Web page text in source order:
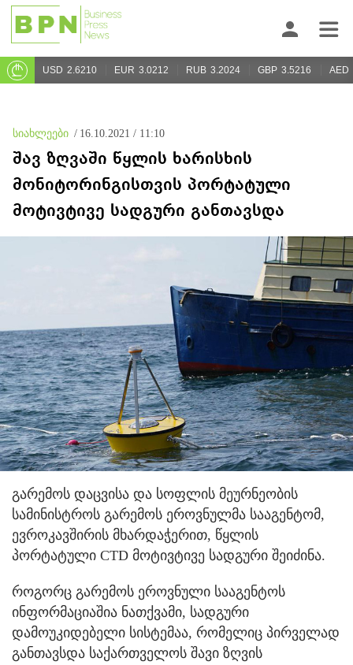
USD 2.6210 EUR 3.0212 RUB 3.2024 GBP 3.5216 AED
სიახლეები / 16.10.2021 / 11:10
შავ ზღვაში წყლის ხარისხის
მონიტორინგისთვის პორტატული
მოტივტივე სადგური განთავსდა
გარემოს დაცვისა და სოფლის მეურნეობის
სამინისტროს გარემოს ეროვნულმა სააგენტომ,
ევროკავშირის მხარდაჭერით, წყლის
პორტატული CTD მოტივტივე სადგური შეიძინა.
როგორც გარემოს ეროვნული სააგენტოს
ინფორმაციაშია ნათქვამი, სადგური
დამოუკიდებელი სისტემაა, რომელიც პირველად
განთავსდა საქართველოს შავი ზღვის